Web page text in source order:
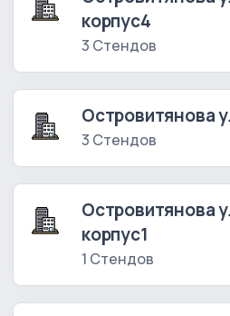
корпус4
3 Стендов
Островитянова
3 Стендов
Островитянова
корпус1
1 Стендов